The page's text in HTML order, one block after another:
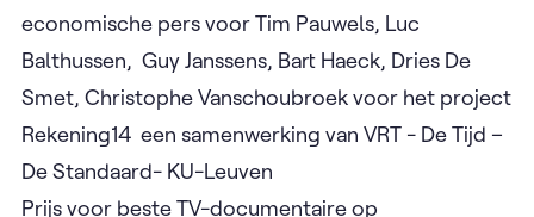
economische pers voor Tim Pauwels, Luc
Balthussen, Guy Janssens, Bart Haeck, Dries De
Smet, Christophe Vanschoubroek voor het project
Rekening14 een samenwerking van VRT - De Tijd –
De Standaard- KU-Leuven
Prijs voor beste TV-documentaire op